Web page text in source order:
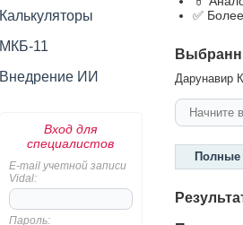
Калькуляторы
МКБ-11
Внедрение ИИ
Вход для
специалистов
E-mail учетной записи
Vidal:
Пароль:
✅
Дарунавир
Полные